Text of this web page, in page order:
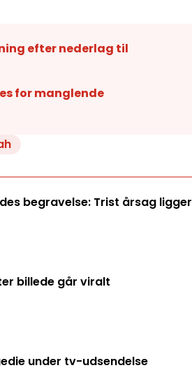
efter nederlag til
for manglende
begravelse: Trist årsag ligger
billede går viralt
under tv-udsendelse